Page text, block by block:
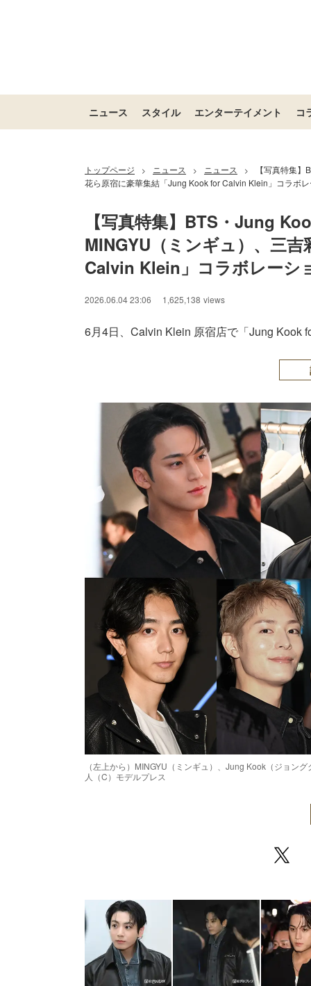
ニュース スタイル エンターテイメント コ
トップページ > ニュース > ニュース >
【写真特集
花ら原宿に豪華集結「Jung Kook for Calvin Klein」コラボ
【写真特集】BTS・Jung
MINGYU（ミンギュ）、三
Calvin Klein」コラボレーシ
2026.06.04 23:06 1,625,138 views
6月4日、Calvin Klein 原宿店で「Jung Kook
（左上から）MINGYU（ミンギュ）、Jung Kook（ジョン
人（C）モデルプレス